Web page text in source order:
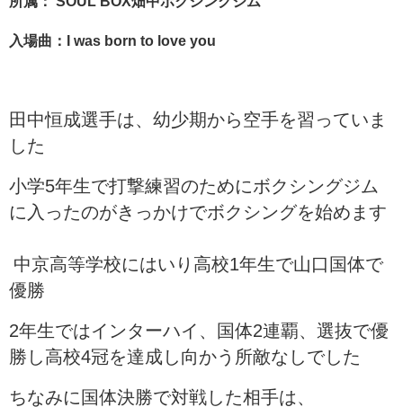
入場曲：I was born to love you
田中恒成選手は、幼少期から空手を習っていま
した
小学5年生で打撃練習のためにボクシングジム
に入ったのがきっかけでボクシングを始めます
中京高等学校にはいり高校1年生で山口国体で
優勝
2年生ではインターハイ、国体2連覇、選抜で優
勝し高校4冠を達成し向かう所敵なしでした
ちなみに国体決勝で対戦した相手は、